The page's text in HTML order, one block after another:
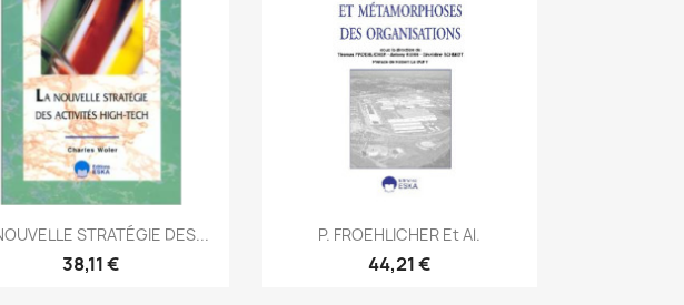
Aperçu rapide
STRATÉGIE DES...
38,11 €
Aperçu rapide
P. FROEHLICHER Et Al.
44,21 €